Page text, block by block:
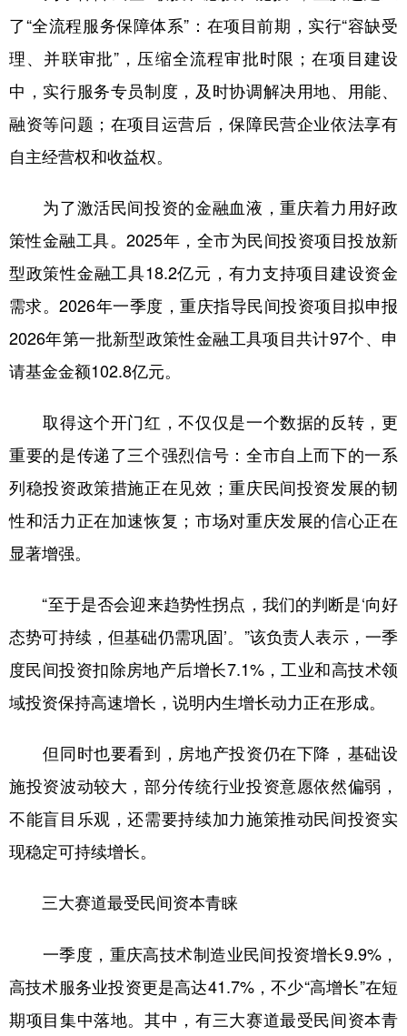
了“全流程服务保障体系”：在项目前期，实行“容缺受
理、并联审批”，压缩全流程审批时限；在项目建设
中，实行服务专员制度，及时协调解决用地、用能、
融资等问题；在项目运营后，保障民营企业依法享有
自主经营权和收益权。
为了激活民间投资的金融血液，重庆着力用好政
策性金融工具。2025年，全市为民间投资项目投放新
型政策性金融工具18.2亿元，有力支持项目建设资金
需求。2026年一季度，重庆指导民间投资项目拟申报
2026年第一批新型政策性金融工具项目共计97个、申
请基金金额102.8亿元。
取得这个开门红，不仅仅是一个数据的反转，更
重要的是传递了三个强烈信号：全市自上而下的一系
列稳投资政策措施正在见效；重庆民间投资发展的韧
性和活力正在加速恢复；市场对重庆发展的信心正在
显著增强。
“至于是否会迎来趋势性拐点，我们的判断是‘向好
态势可持续，但基础仍需巩固’。”该负责人表示，一季
度民间投资扣除房地产后增长7.1%，工业和高技术领
域投资保持高速增长，说明内生增长动力正在形成。
但同时也要看到，房地产投资仍在下降，基础设
施投资波动较大，部分传统行业投资意愿依然偏弱，
不能盲目乐观，还需要持续加力施策推动民间投资实
现稳定可持续增长。
三大赛道最受民间资本青睐
一季度，重庆高技术制造业民间投资增长9.9%，
高技术服务业投资更是高达41.7%，不少“高增长”在短
期项目集中落地。其中，有三大赛道最受民间资本青